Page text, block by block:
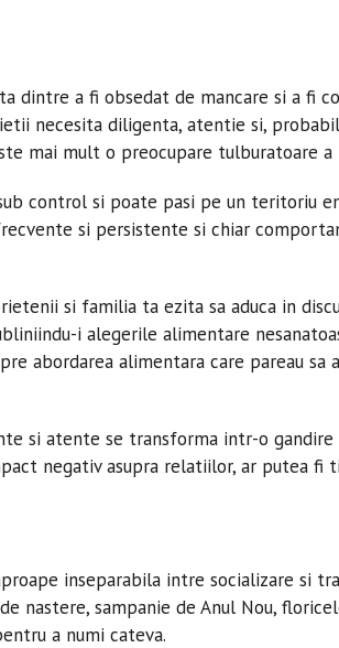
dintre a fi obsedat de mancare si a fi
necesita diligenta, atentie si,
mai mult o preocupare tulburatoare a
control si poate pasi pe un teritoriu
si persistente si chiar
si familia ta ezita sa aduca in
i alegerile alimentare
abordarea alimentara care pareau sa
si atente se transforma intr-o gandire
negativ asupra relatiilor, ar putea fi
inseparabila intre socializare si
nastere, sampanie de Anul Nou,
a numi cateva.